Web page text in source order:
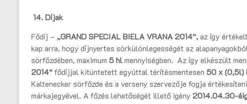
14.Díjak
Fődíj – „GRAND SPECIAL BIELA VRANA 2014“,az így
kap arra, hogy díjnyertes sörkülönlegességét az
sörfőzdében, maximum 5 hlmennyiségben. Az így elkészült
2014“fődíjjal kitüntetett egyúttal térítésmentesen 50 x (0,5l)
Kaltenecker sörfőzde és a verseny szervezője fogja
márkajegyével. A főzés lehetőségét illető igény2014.04.30-